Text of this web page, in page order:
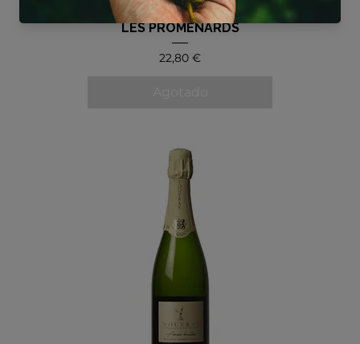
LES PROMENARDS
Precio
22,80 €